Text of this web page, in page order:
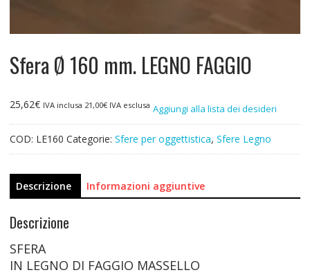
Sfera Ø 160 mm. LEGNO FAGGIO
25,62€ IVA inclusa 21,00€IVA esclusa Aggiungi alla lista dei desideri
COD: LE160 Categorie: Sfere per oggettistica, Sfere Legno
Descrizione Informazioni aggiuntive
Descrizione
SFERA
IN LEGNO DI FAGGIO MASSELLO